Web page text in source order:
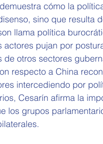
cómo la
sino que resulta
llama política
pujan por
otros sectores
respecto a China
intercediendo por
Cesarín afirma la
los grupos